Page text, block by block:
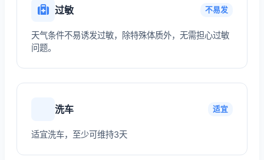
过敏 不易发
天气条件不易诱发过敏，除特殊体质外，无需担心过敏
问题。
洗车 适宜
适宜洗车，至少可维持3天